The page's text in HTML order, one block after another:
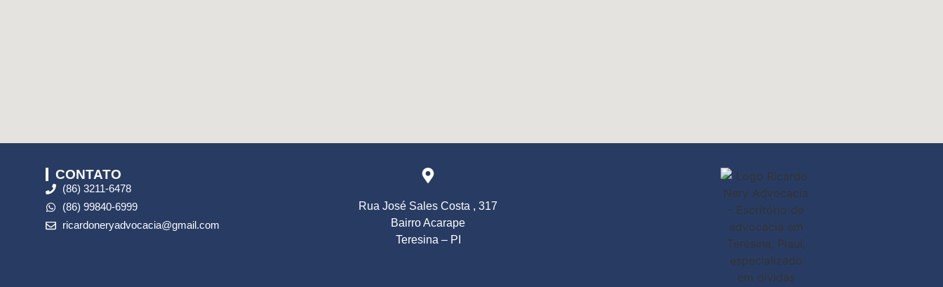
(86) 3211-6478
(86) 99840-6999
ricardoneryadvocacia@gmail.com
CONTATO
Rua José Sales Costa , 317
Bairro Acarape
Teresina – PI